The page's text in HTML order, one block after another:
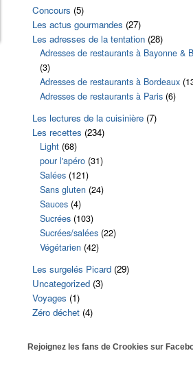
Concours (5)
Les actus gourmandes (27)
Les adresses de la tentation (28)
Adresses de restaurants à Bayonne &
(3)
Adresses de restaurants à Bordeaux
Adresses de restaurants à Paris (6)
Les lectures de la cuisinière (7)
Les recettes (234)
Light (68)
pour l'apéro (31)
Salées (121)
Sans gluten (24)
Sauces (4)
Sucrées (103)
Sucrées/salées (22)
Végétarien (42)
Les surgelés Picard (29)
Uncategorized (3)
Voyages (1)
Zéro déchet (4)
Rejoignez les fans de Crookies sur